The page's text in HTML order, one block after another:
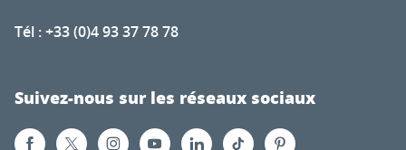
Tél : +33 (0)4 93 37 78 78
Suivez-nous sur les réseaux sociaux